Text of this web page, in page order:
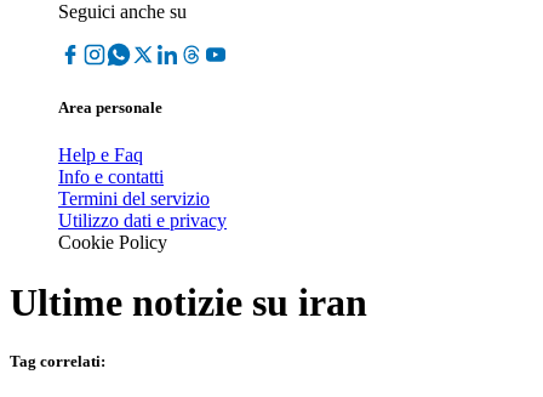
Seguici anche su
Area personale
Help e Faq
Info e contatti
Termini del servizio
Utilizzo dati e privacy
Cookie Policy
Ultime notizie su iran
Tag correlati: